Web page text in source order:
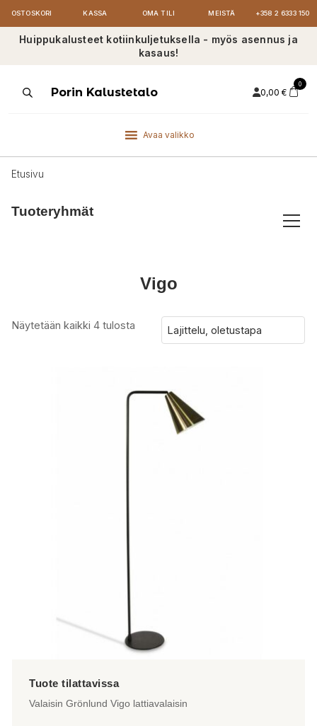
OSTOSKORI KASSA OMA TILI MEISTÄ +358 2 6333 150
Huippukalusteet kotiinkuljetuksella - myös asennus ja
kasaus!
ProductsPorin Kalustetalo 0,00 €
0
Avaa valikko
Etusivu
Tuoteryhmät
Vigo
Näytetään kaikki 4 tulosta
Valaisin Grönlund Vigo lattiavalaisin